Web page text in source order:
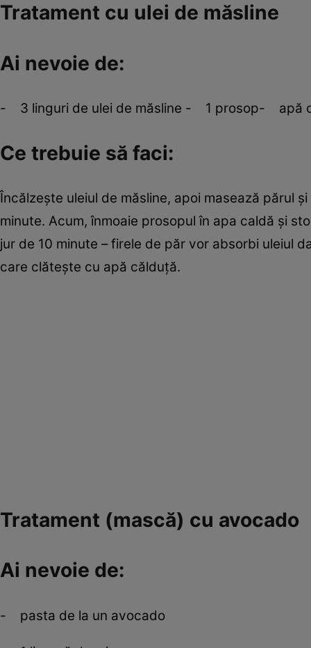
Tratament cu ulei de măsline
Ai nevoie de:
- 3 linguri de ulei de măsline - 1 prosop- apă
Ce trebuie să faci:
Încălzeşte uleiul de măsline, apoi masează părul
minute. Acum, înmoaie prosopul în apa caldă şi
jur de 10 minute – firele de păr vor absorbi uleiul
care clăteşte cu apă călduţă.
Tratament (mască) cu avocado
Ai nevoie de:
- pasta de la un avocado